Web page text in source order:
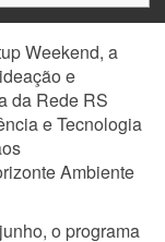
Weekend, a
e
da Rede RS
e Tecnologia
Ambiente
o programa